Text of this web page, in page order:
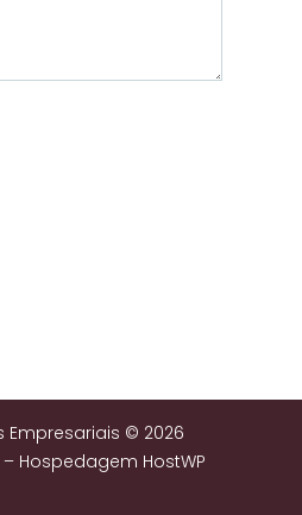
Empresariais © 2026
– Hospedagem HostWP